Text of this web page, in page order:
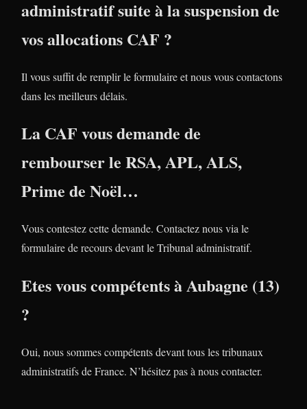
administratif suite à la suspension de
vos allocations CAF ?
Il vous suffit de remplir le formulaire et nous vous contactons
dans les meilleurs délais.
La CAF vous demande de
rembourser le RSA, APL, ALS,
Prime de Noël…
Vous contestez cette demande. Contactez nous via le
formulaire de recours devant le Tribunal administratif.
Etes vous compétents à Aubagne (13)
?
Oui, nous sommes compétents devant tous les tribunaux
administratifs de France. N’hésitez pas à nous contacter.